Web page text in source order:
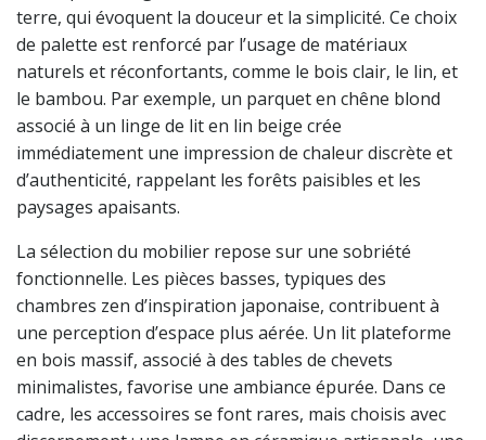
terre, qui évoquent la douceur et la simplicité. Ce choix
de palette est renforcé par l’usage de matériaux
naturels et réconfortants, comme le bois clair, le lin, et
le bambou. Par exemple, un parquet en chêne blond
associé à un linge de lit en lin beige crée
immédiatement une impression de chaleur discrète et
d’authenticité, rappelant les forêts paisibles et les
paysages apaisants.
La sélection du mobilier repose sur une sobriété
fonctionnelle. Les pièces basses, typiques des
chambres zen d’inspiration japonaise, contribuent à
une perception d’espace plus aérée. Un lit plateforme
en bois massif, associé à des tables de chevets
minimalistes, favorise une ambiance épurée. Dans ce
cadre, les accessoires se font rares, mais choisis avec